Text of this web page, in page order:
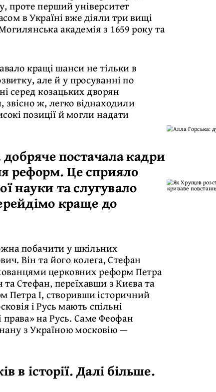
проте перший університет
в Україні вже діяли три вищі
академія з 1659 року та
кращі шанси не тільки в
але й у просуванні по
серед козацьких дворян
ж, легко віднаходили
позиції й могли надати
добряче постачала кадри
реформ. Це сприяло
науки та слугувало
краще до
побачити у шкільних
Він та його колега, Стефан
церковних реформ Петра
та Стефан, переїхавши з Києва та
Петра I, створивши історичний
і Русь мають спільні
права» на Русь. Саме Феофан
з Україною московію —
в історії. Далі більше.